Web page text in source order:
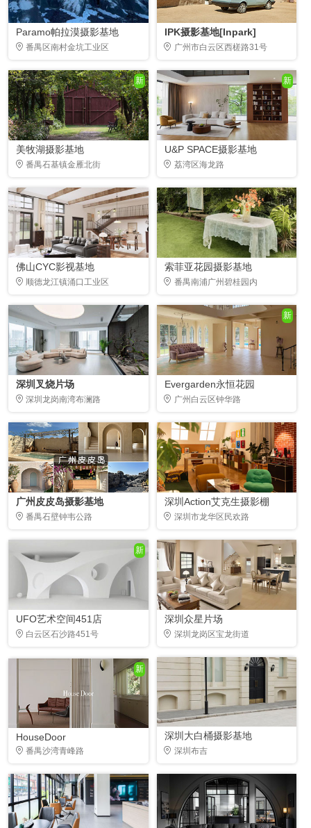
Paramo帕拉漠摄影基地
番禺区南村金坑工业区
IPK摄影基地[Inpark]
广州市白云区西槎路31号
新
美牧湖摄影基地
番禺石基镇金雁北街
新
U&P SPACE摄影基地
荔湾区海龙路
佛山CYC影视基地
顺德龙江镇涌口工业区
索菲亚花园摄影基地
番禺南浦广州碧桂园内
深圳叉烧片场
深圳龙岗南湾布澜路
新
Evergarden永恒花园
广州白云区钟华路
广州皮皮岛摄影基地
番禺石壁钟韦公路
深圳Action艾克生摄影棚
深圳市龙华区民欢路
新
UFO艺术空间451店
白云区石沙路451号
深圳众星片场
深圳龙岗区宝龙街道
新
HouseDoor
番禺沙湾青峰路
深圳大白桶摄影基地
深圳布吉